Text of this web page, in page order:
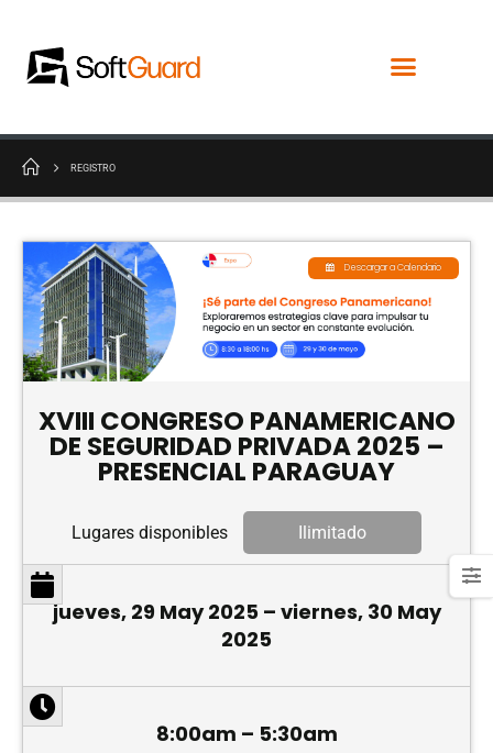
REGISTRO
Descargar a Calendario
XVIII CONGRESO PANAMERICANO
DE SEGURIDAD PRIVADA 2025 –
PRESENCIAL PARAGUAY
Lugares disponibles Ilimitado
jueves, 29 May 2025 – viernes, 30 May
2025
8:00am – 5:30am